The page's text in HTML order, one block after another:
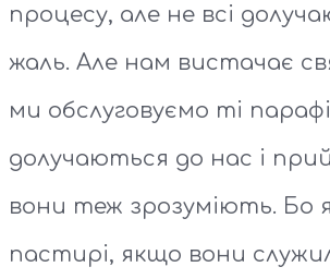
процесу, але не всі
жаль. Але нам вистачає
ми обслуговуємо ті
долучаються до нас і
вони теж зрозуміють. Бо
пастирі, якщо вони